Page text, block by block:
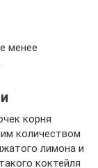
менее
корня
количеством
лимона и
коктейля